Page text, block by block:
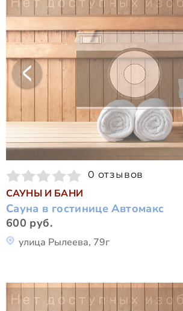
0 отзывов
САУНЫ И БАНИ
Сауна в гостинице Автомакс
600 руб.
улица Рылеева, 79г